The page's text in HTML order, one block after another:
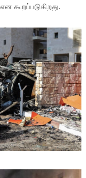
கூறப்படுகிறது.